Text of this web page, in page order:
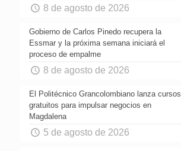
8 de agosto de 2026
Gobierno de Carlos Pinedo recupera la
Essmar y la próxima semana iniciará el
proceso de empalme
8 de agosto de 2026
El Politécnico Grancolombiano lanza cursos
gratuitos para impulsar negocios en
Magdalena
5 de agosto de 2026